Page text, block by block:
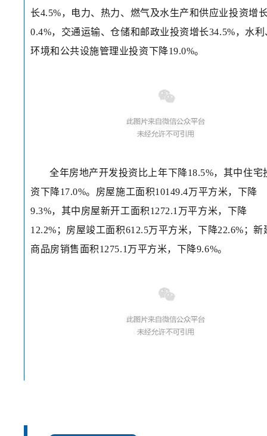
长4.5%，电力、热力、燃气及水生产和供应业投资增
0.4%，交通运输、仓储和邮政业投资增长34.5%，水利
环境和公共设施管理业投资下降19.0%。
全年房地产开发投资比上年下降18.5%，其中住宅
资下降17.0%。房屋施工面积10149.4万平方米，下降
9.3%，其中房屋新开工面积1272.1万平方米，下降
12.2%；房屋竣工面积612.5万平方米，下降22.6%；新
商品房销售面积1275.1万平方米，下降9.6%。